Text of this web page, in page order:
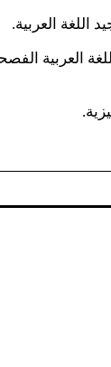
العربية.